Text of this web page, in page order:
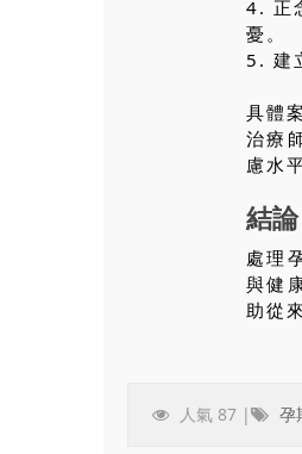
4. 正
憂。
5. 建
具體
治療
慮水
結論
處理
與健
助從
人氣 87 | 孕